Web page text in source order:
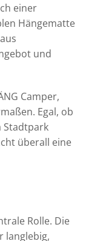
einer
Hängematte
und
Camper,
Egal, ob
Stadtpark
überall eine
Rolle. Die
langlebig,